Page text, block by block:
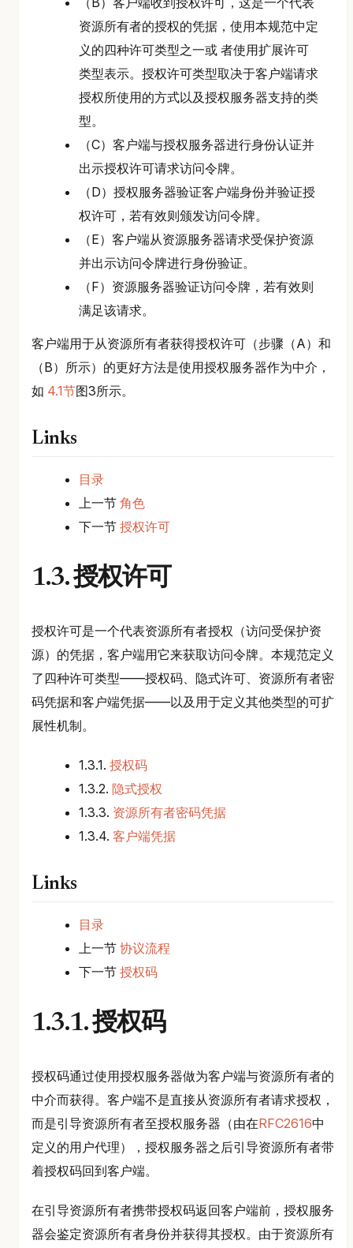
资源所有者的授权的凭据，使用本规范中定
义的四种许可类型之一或 者使用扩展许可
类型表示。授权许可类型取决于客户端请求
授权所使用的方式以及授权服务器支持的类
型。
（C）客户端与授权服务器进行身份认证并
出示授权许可请求访问令牌。
（D）授权服务器验证客户端身份并验证授
权许可，若有效则颁发访问令牌。
（E）客户端从资源服务器请求受保护资源
并出示访问令牌进行身份验证。
（F）资源服务器验证访问令牌，若有效则
满足该请求。
客户端用于从资源所有者获得授权许可（步骤（A）和
（B）所示）的更好方法是使用授权服务器作为中介，
如 4.1节图3所示。
Links
目录
上一节 角色
下一节 授权许可
1.3. 授权许可
授权许可是一个代表资源所有者授权（访问受保护资
源）的凭据，客户端用它来获取访问令牌。本规范定义
了四种许可类型——授权码、隐式许可、资源所有者密
码凭据和客户端凭据——以及用于定义其他类型的可扩
展性机制。
1.3.1. 授权码
1.3.2. 隐式授权
1.3.3. 资源所有者密码凭据
1.3.4. 客户端凭据
Links
目录
上一节 协议流程
下一节 授权码
1.3.1. 授权码
授权码通过使用授权服务器做为客户端与资源所有者的
中介而获得。客户端不是直接从资源所有者请求授权，
而是引导资源所有者至授权服务器（由在RFC2616中
定义的用户代理），授权服务器之后引导资源所有者带
着授权码回到客户端。
在引导资源所有者携带授权码返回客户端前，授权服务
器会鉴定资源所有者身份并获得其授权。由于资源所有